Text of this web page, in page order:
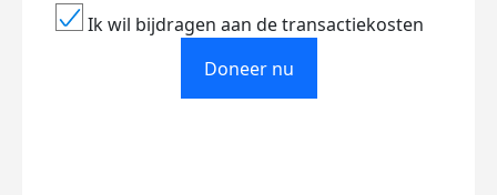
Ik wil bijdragen aan de transactiekosten
Doneer nu